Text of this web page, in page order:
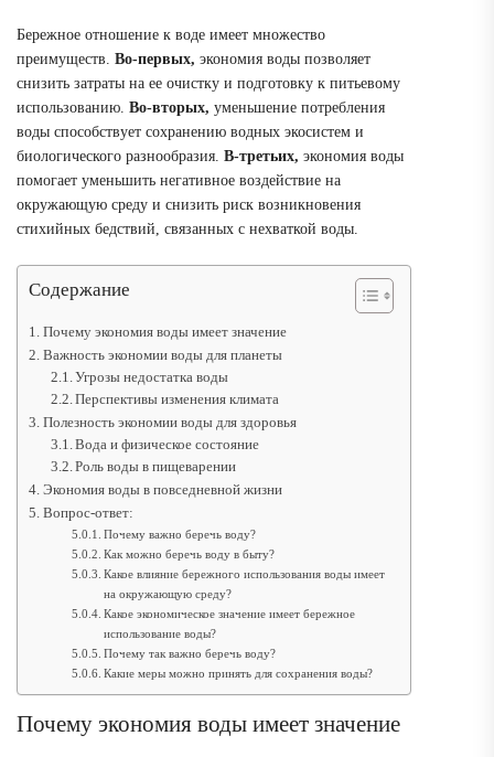
Бережное отношение к воде имеет множество
преимуществ. Во-первых, экономия воды позволяет
снизить затраты на ее очистку и подготовку к питьевому
использованию. Во-вторых, уменьшение потребления
воды способствует сохранению водных экосистем и
биологического разнообразия. В-третьих, экономия воды
помогает уменьшить негативное воздействие на
окружающую среду и снизить риск возникновения
стихийных бедствий, связанных с нехваткой воды.
Содержание
Почему экономия воды имеет значение
Важность экономии воды для планеты
Угрозы недостатка воды
Перспективы изменения климата
Полезность экономии воды для здоровья
Вода и физическое состояние
Роль воды в пищеварении
Экономия воды в повседневной жизни
Вопрос-ответ:
Почему важно беречь воду?
Как можно беречь воду в быту?
Какое влияние бережного использования воды имеет
на окружающую среду?
Какое экономическое значение имеет бережное
использование воды?
Почему так важно беречь воду?
Какие меры можно принять для сохранения воды?
Почему экономия воды имеет значение